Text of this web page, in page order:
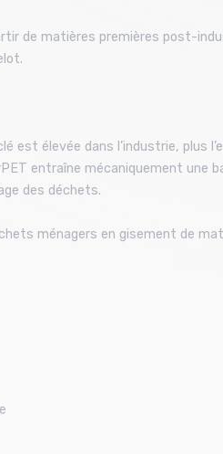
de matières premières post-
est élevée dans l’industrie,
entraîne mécaniquement
des déchets.
ménagers en gisement de